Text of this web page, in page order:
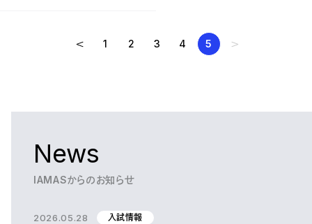
1 2 3 4 5
News
IAMASからのお知らせ
2026.05.28 入試情報